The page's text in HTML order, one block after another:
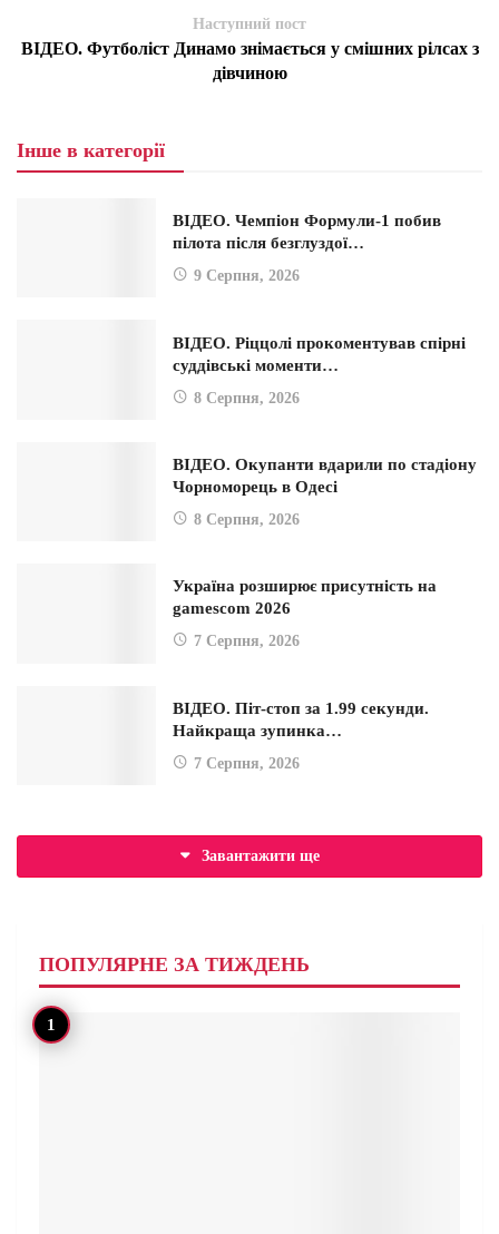
Наступний пост
ВІДЕО. Футболіст Динамо знімається у смішних рілсах з
дівчиною
Інше в категорії
ВІДЕО. Чемпіон Формули-1 побив
пілота після безглуздої…
9 Серпня, 2026
ВІДЕО. Ріццолі прокоментував спірні
суддівські моменти…
8 Серпня, 2026
ВІДЕО. Окупанти вдарили по стадіону
Чорноморець в Одесі
8 Серпня, 2026
Україна розширює присутність на
gamescom 2026
7 Серпня, 2026
ВІДЕО. Піт-стоп за 1.99 секунди.
Найкраща зупинка…
7 Серпня, 2026
Завантажити ще
ПОПУЛЯРНЕ ЗА ТИЖДЕНЬ